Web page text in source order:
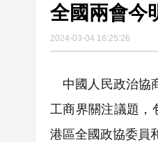
全國兩會今
2024-03-04 16:25:26
中國人民政治協
工商界關注議題，
港區全國政協委員